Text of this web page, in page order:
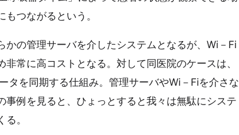
つながるという。
の管理サーバを介したシステムとなるが、Wi－Fi
常に高コストとなる。対して同医院のケースは、
タを同期する仕組み。管理サーバやWi－Fiを介さな
例を見ると、ひょっとすると我々は無駄にシステ
。